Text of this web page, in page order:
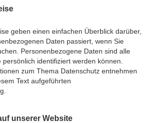
geben einen einfachen Überblick darüber,
Daten passiert, wenn Sie
Personenbezogene Daten sind alle
identifiziert werden können.
zum Thema Datenschutz entnehmen
Text aufgeführten
unserer Website